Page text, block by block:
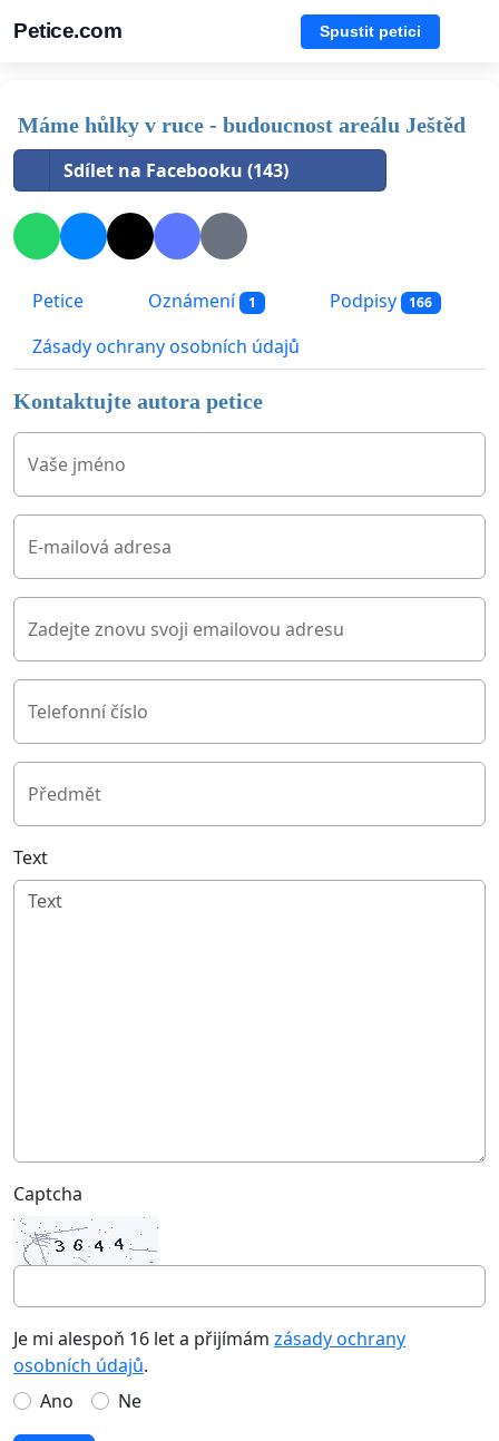
Petice.com Spustit petici
Máme hůlky v ruce - budoucnost areálu Ještěd
Sdílet na Facebooku (143)
Petice Oznámení 1 Podpisy 166
Zásady ochrany osobních údajů
Kontaktujte autora petice
Vaše jméno
E-mailová adresa
Zadejte znovu svoji emailovou adresu
Telefonní číslo
Předmět
Text
Captcha
Je mi alespoň 16 let a přijímám zásady ochrany
osobních údajů.
Ano
Ne